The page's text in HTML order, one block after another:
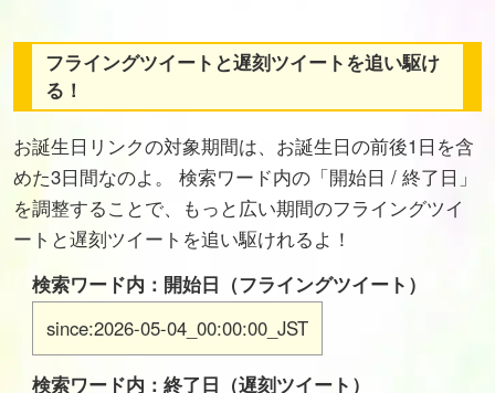
フライングツイートと遅刻ツイートを追い駆け
る！
お誕生日リンクの対象期間は、お誕生日の前後1日を含
めた3日間なのよ。 検索ワード内の「開始日 / 終了日」
を調整することで、もっと広い期間のフライングツイ
ートと遅刻ツイートを追い駆けれるよ！
検索ワード内：開始日（フライングツイート）
since:2026-05-04_00:00:00_JST
検索ワード内：終了日（遅刻ツイート）